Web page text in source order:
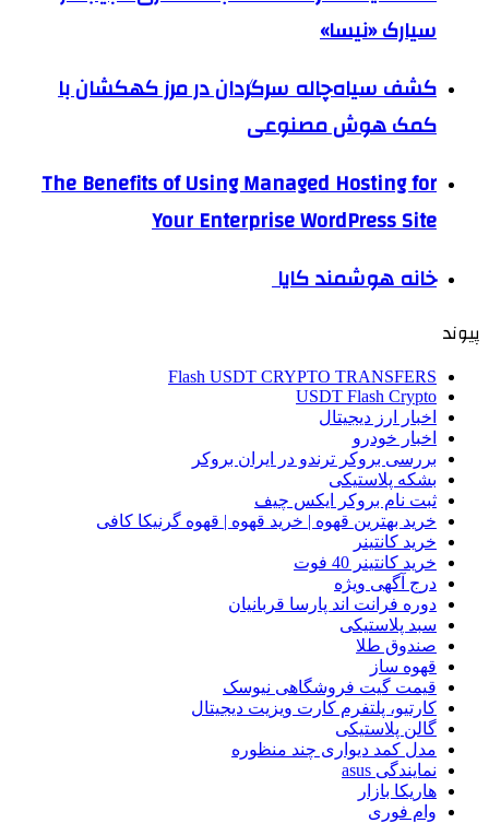
سیارک «نیسا»
کشف سیاه‌چاله سرگردان در مرز کهکشان با
کمک هوش مصنوعی
The Benefits of Using Managed Hosting for
Your Enterprise WordPress Site
خانه هوشمند کایا
پیوند
Flash USDT CRYPTO TRANSFERS
USDT Flash Crypto
اخبار ارز دیجیتال
اخبار خودرو
بررسی بروکر ترندو در ایران بروکر
بشکه پلاستیکی
ثبت نام بروکر ایکس چیف
خرید بهترین قهوه | خرید قهوه | قهوه گرنیکا کافی
خرید کانتینر
خرید کانتینر 40 فوت
درج آگهی ویژه
دوره فرانت اند پارسا قربانیان
سبد پلاستیکی
صندوق طلا
قهوه ساز
قیمت گیت فروشگاهی نیوسک
کارتیو، پلتفرم کارت ویزیت دیجیتال
گالن پلاستیکی
مدل کمد دیواری چند منظوره
نمایندگی asus
هاریکا بازار
وام فوری